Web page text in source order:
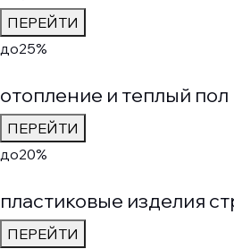
ПЕРЕЙТИ
до25%
отопление и теплый пол
ПЕРЕЙТИ
до20%
пластиковые изделия
ПЕРЕЙТИ